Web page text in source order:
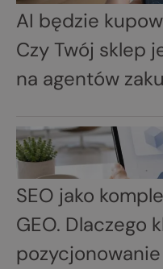
AI będzie
Czy Twój sklep
na agentów
SEO jako
GEO. Dlaczego